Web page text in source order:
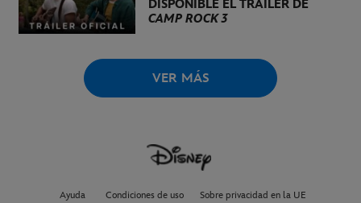
DISPONIBLE EL TRÁILER DE
CAMP ROCK 3
VER MÁS
Ayuda Condiciones de uso Sobre privacidad en la UE